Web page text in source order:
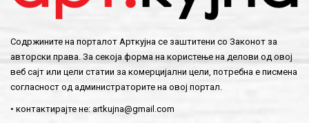
Содржините на порталот Арткујна се заштитени со Законот за
авторски права. За секоја форма на користење на делови од овој
веб сајт или цели статии за комерцијални цели, потребна е писмена
согласност од администраторите на овој портал.
• контактирајте не: artkujna@gmail.com